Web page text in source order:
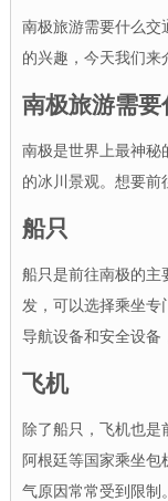
南极旅游需要什么交
的兴趣，今天我们来
南极旅游需要
南极是世界上最神秘
的冰川景观。想要前
船只
船只是前往南极的主
发，可以选择乘坐专
导航设备和安全设备
飞机
除了船只，飞机也是
阿根廷等国家乘坐
气原因常常受到限制。